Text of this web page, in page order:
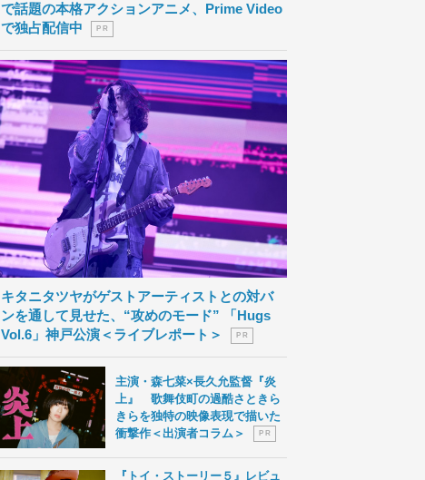
で話題の本格アクションアニメ、Prime Video
で独占配信中
P R
キタニタツヤがゲストアーティストとの対バ
ンを通して見せた、“攻めのモード” 「Hugs
Vol.6」神戸公演＜ライブレポート＞
P R
主演・森七菜×長久允監督『炎
上』 歌舞伎町の過酷さときら
きらを独特の映像表現で描いた
衝撃作＜出演者コラム＞
P R
『トイ・ストーリー５』レビュ